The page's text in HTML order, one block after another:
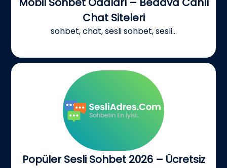
Chat Siteleri
sohbet, chat, sesli sohbet, sesli...
Popüler Sesli Sohbet 2026 – Ücretsiz